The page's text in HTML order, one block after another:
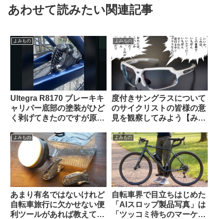
あわせて読みたい関連記事
よみもの
Ultegra R8170 ブレーキキ
ャリパー底部の塗装がひど
く剥げてきたのですが原因
板から）【ガルバニック腐
食・異種金属接触腐食】
よみもの
度付きサングラスについて
のサイクリストの皆様の意
見を観察してみよう【みん
い。】
よみもの
あまり有名ではないけれど
自転車旅行に欠かせない便
利ツールがあれば教えてく
よみもの
自転車界で目立ちはじめた
「AIスロップ製品写真」は
「ツッコミ待ちのマーケテ